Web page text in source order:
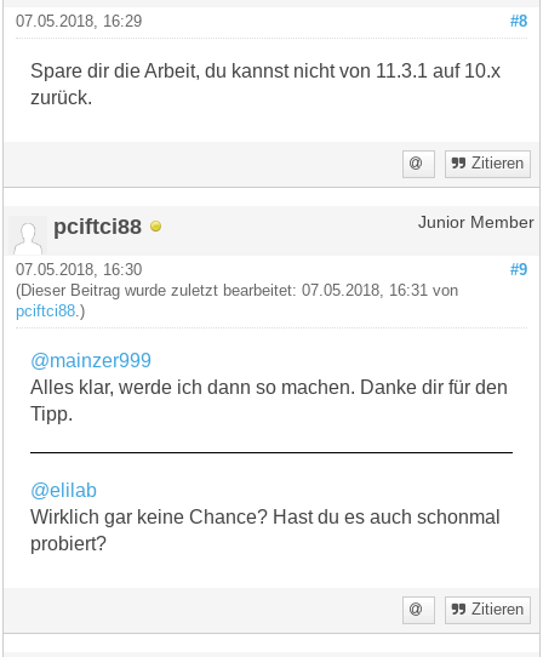
#8
07.05.2018, 16:29
Spare dir die Arbeit, du kannst nicht von 11.3.1 auf 10.x
zurück.
Zitieren
pciftci88 Junior Member
#9
07.05.2018, 16:30
(Dieser Beitrag wurde zuletzt bearbeitet: 07.05.2018, 16:31 von
pciftci88 .)
@mainzer999
Alles klar, werde ich dann so machen. Danke dir für den
Tipp.
@elilab
Wirklich gar keine Chance? Hast du es auch schonmal
probiert?
Zitieren